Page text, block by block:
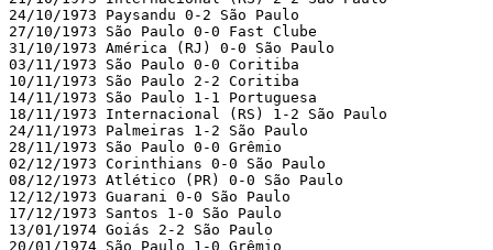
24/10/1973 Paysandu 0-2 São Paulo
27/10/1973 São Paulo 0-0 Fast Clube
31/10/1973 América (RJ) 0-0 São Paulo
03/11/1973 São Paulo 0-0 Coritiba
10/11/1973 São Paulo 2-2 Coritiba
14/11/1973 São Paulo 1-1 Portuguesa
18/11/1973 Internacional (RS) 1-2 São Paulo
24/11/1973 Palmeiras 1-2 São Paulo
28/11/1973 São Paulo 0-0 Grêmio
02/12/1973 Corinthians 0-0 São Paulo
08/12/1973 Atlético (PR) 0-0 São Paulo
12/12/1973 Guarani 0-0 São Paulo
17/12/1973 Santos 1-0 São Paulo
13/01/1974 Goiás 2-2 São Paulo
20/01/1974 São Paulo 1-0 Grêmio